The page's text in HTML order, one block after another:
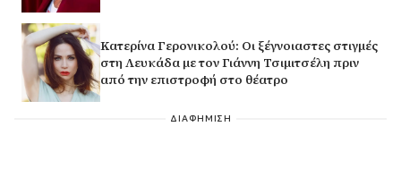
Κατερίνα Γερονικολού: Οι ξέγνοιαστες στιγμές
στη Λευκάδα με τον Γιάννη Τσιμιτσέλη πριν
από την επιστροφή στο θέατρο
ΔΙΑΦΗΜΙΣΗ